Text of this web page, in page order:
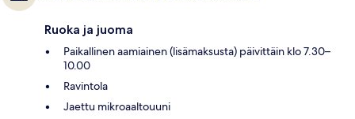
Ruoka ja juoma
Paikallinen aamiainen (lisämaksusta) päivittäin klo 7.30–
10.00
Ravintola
Jaettu mikroaaltouuni